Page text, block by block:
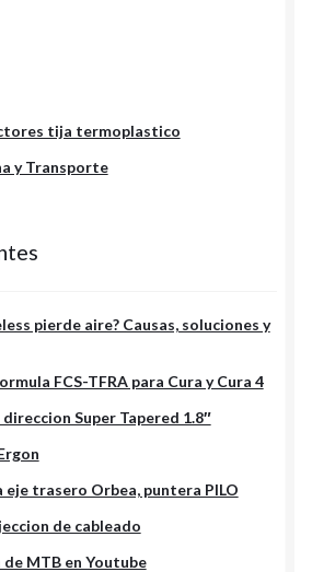
tija termoplastico
y Transporte
pierde aire? Causas, soluciones y
FCS-TFRA para Cura y Cura 4
Super Tapered 1.8″
eje trasero Orbea, puntera PILO
de cableado
MTB en Youtube